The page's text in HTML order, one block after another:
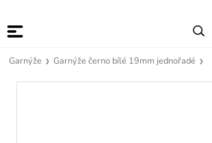
Garnýže Garnýže černo bílé 19mm jednořadé